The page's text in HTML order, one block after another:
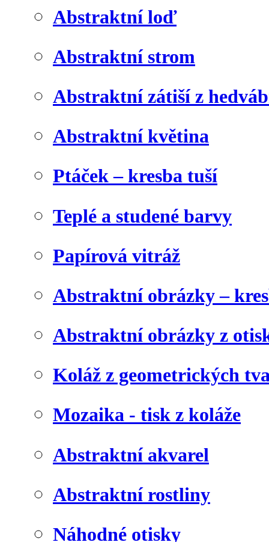
Abstraktní loď
Abstraktní strom
Abstraktní zátiší z
Abstraktní květina
Ptáček – kresba tuší
Teplé a studené barvy
Papírová vitráž
Abstraktní obrázky –
Abstraktní obrázky z
Koláž z geometrických
Mozaika - tisk z koláže
Abstraktní akvarel
Abstraktní rostliny
Náhodné otisky